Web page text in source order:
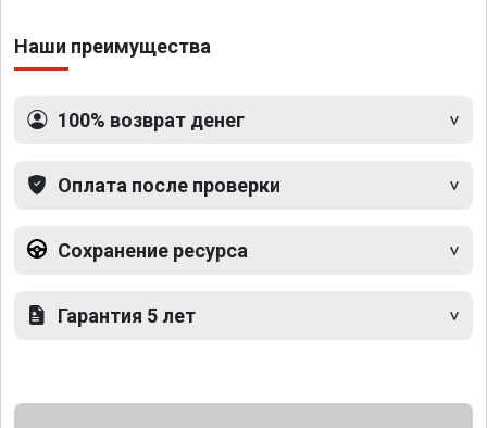
Наши преимущества
100% возврат денег
Оплата после проверки
Сохранение ресурса
Гарантия 5 лет